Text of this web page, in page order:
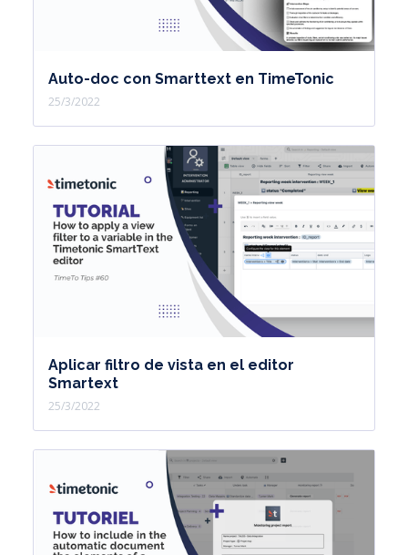
Auto-doc con Smarttext en TimeTonic
25/3/2022
Aplicar filtro de vista en el editor
Smartext
25/3/2022